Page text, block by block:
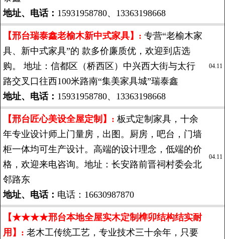
地址、电话： 15931958780、13363198668
【邢台瑞泰鑫老榆木新中式家具】: 专营“老榆木家
具、新中式家具”的 款多价廉质优，欢迎到店选
购。 地址：信都区（桥西区）中兴西大街与太行
路交叉口往西100米路南“集美家具城”瑞泰鑫
地址、电话： 15931958780、13363198668
04.11
【邢台匠心美设全屋定制】: 板式定制家具，十余
年专业设计师上门量房，出图。厨房，吧台，门墙
柜一体均可生产设计。高端的设计理念，低端的价
格，欢迎来电咨询。地址：长安路前晋祠村委会北
邻路东
地址、电话： 电话：16630987870
04.11
【★★★★邢台本地全屋实木定制榫卯结构结实耐
用】: 老木工传统工艺，专业技术三十余年，只要